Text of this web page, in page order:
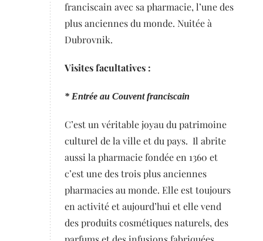
franciscain avec sa pharmacie, l’une des
plus anciennes du monde. Nuitée à
Dubrovnik.
Visites facultatives :
* Entrée au Couvent franciscain
C’est un véritable joyau du patrimoine
culturel de la ville et du pays. Il abrite
aussi la pharmacie fondée en 1360 et
c’est une des trois plus anciennes
pharmacies au monde. Elle est toujours
en activité et aujourd’hui et elle vend
des produits cosmétiques naturels, des